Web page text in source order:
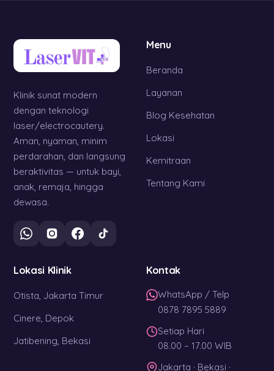
Klinik sunat modern
dengan teknologi
laser/electrocautery.
Aman, nyaman, minim
perdarahan, dan langsung
beraktivitas — untuk bayi,
anak, remaja, hingga
dewasa.
Menu
Beranda
Layanan
Blog Kesehatan
Lokasi
Kemitraan
Tentang Kami
Lokasi Klinik
Otista, Jakarta Timur
Cinere, Depok
Jatibening, Bekasi
Kontak
WhatsApp / Telp
0878 7895 5889
Setiap Hari
08.00 – 17.00 WIB
Jakarta · Bekasi ·